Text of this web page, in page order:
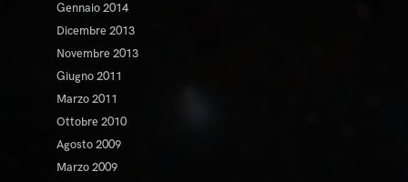
Gennaio 2014
Dicembre 2013
Novembre 2013
Giugno 2011
Marzo 2011
Ottobre 2010
Agosto 2009
Marzo 2009